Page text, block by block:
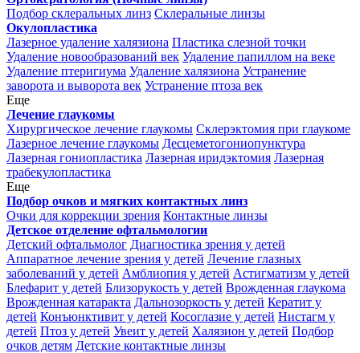
Подбор склеральных линз Склеральные линзы
Окулопластика
Лазерное удаление халязиона Пластика слезной точки
Удаление новообразований век Удаление папиллом на веке
Удаление птеригиума Удаление халязиона Устранение
заворота и выворота век Устранение птоза век
Еще
Лечение глаукомы
Хирургическое лечение глаукомы Склерэктомия при глаукоме
Лазерное лечение глаукомы Десцеметогониопунктура
Лазерная гониопластика Лазерная иридэктомия Лазерная
трабекулопластика
Еще
Подбор очков и мягких контактных линз
Очки для коррекции зрения Контактные линзы
Детское отделение офтальмологии
Детский офтальмолог Диагностика зрения у детей
Аппаратное лечение зрения у детей Лечение глазных
заболеваний у детей Амблиопия у детей Астигматизм у детей
Блефарит у детей Близорукость у детей Врожденная глаукома
Врожденная катаракта Дальнозоркость у детей Кератит у
детей Конъюнктивит у детей Косоглазие у детей Нистагм у
детей Птоз у детей Увеит у детей Халязион у детей Подбор
очков детям Детские контактные линзы